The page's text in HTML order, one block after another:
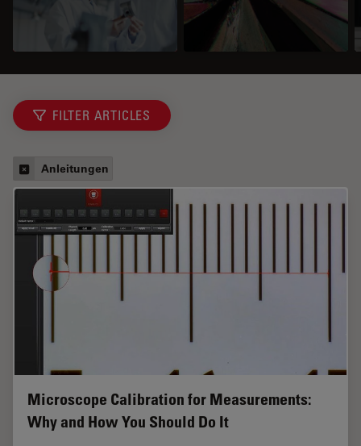
FILTER ARTICLES
Anleitungen
Microscope Calibration for Measurements:
Why and How You Should Do It